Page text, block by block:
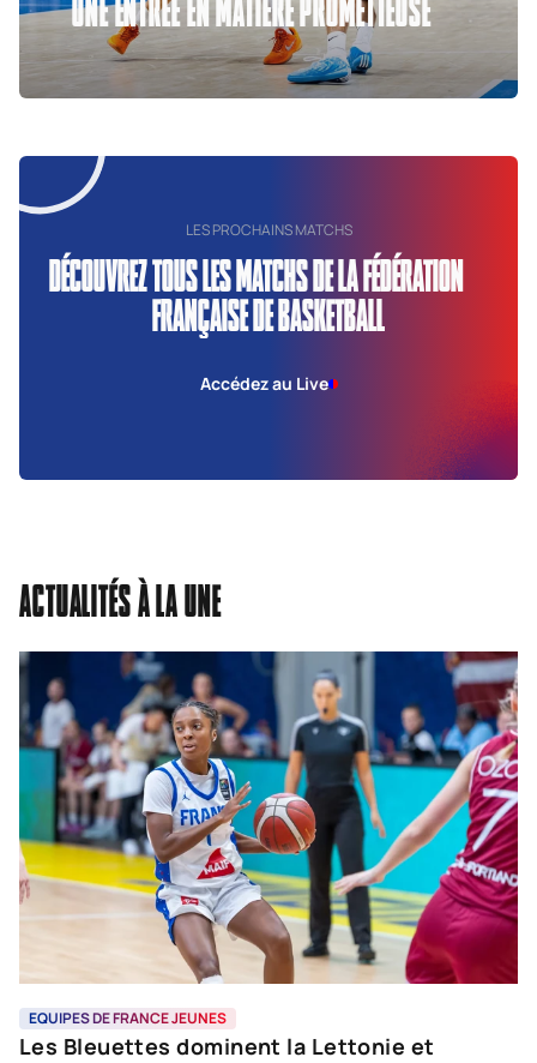
UNE ENTRÉE EN MATIÈRE PROMETTEUSE
LES PROCHAINS MATCHS
DÉCOUVREZ TOUS LES MATCHS DE LA FÉDÉRATION
FRANÇAISE DE BASKETBALL
Accédez au Live
ACTUALITÉS À LA UNE
EQUIPES DE FRANCE JEUNES
Les Bleuettes dominent la Lettonie et